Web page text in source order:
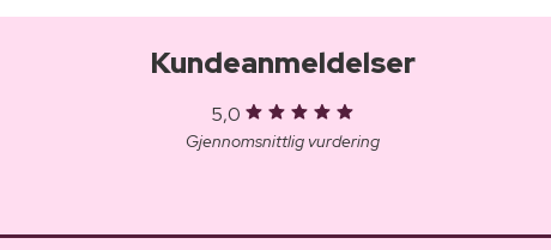
Kundeanmeldelser
5,0
Gjennomsnittlig vurdering